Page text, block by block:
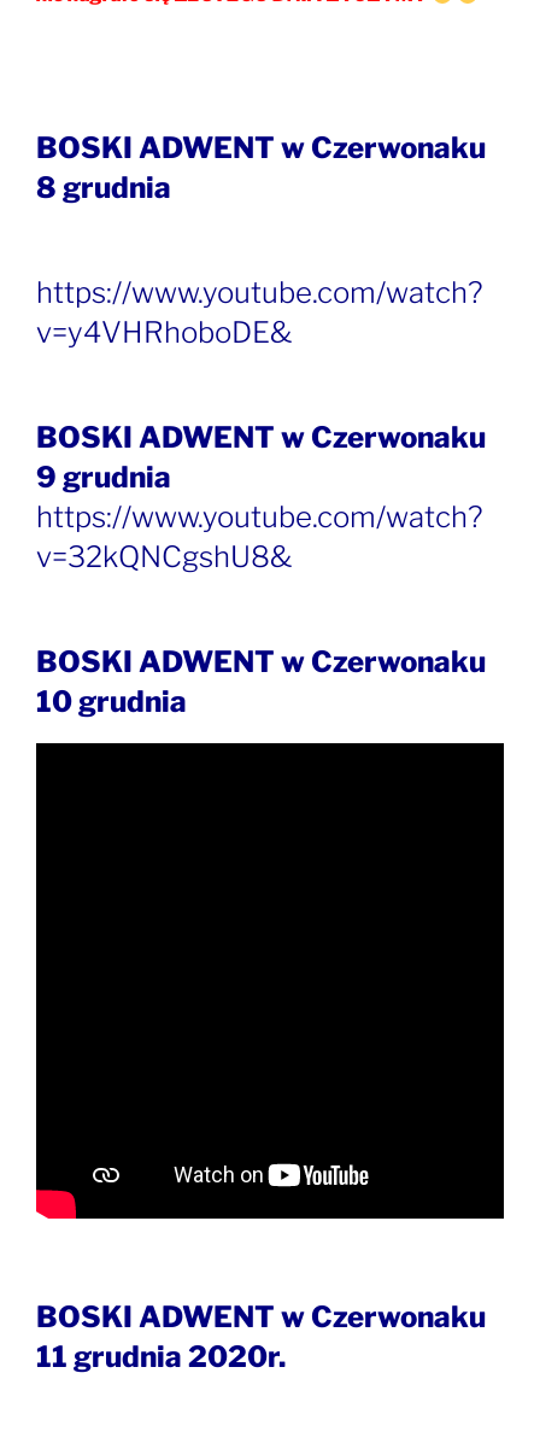
BOSKI ADWENT w Czerwonaku
8 grudnia
https://www.youtube.com/watch?
v=y4VHRhoboDE&
BOSKI ADWENT w Czerwonaku
9 grudnia
https://www.youtube.com/watch?
v=32kQNCgshU8&
BOSKI ADWENT w Czerwonaku
10 grudnia
BOSKI ADWENT w Czerwonaku
11 grudnia 2020r.